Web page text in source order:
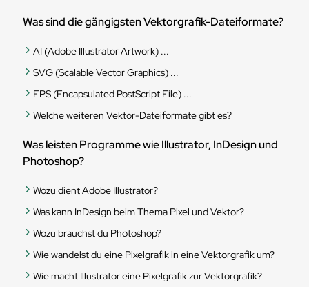
Was sind die gängigsten Vektorgrafik-Dateiformate?
AI (Adobe Illustrator Artwork) ...
SVG (Scalable Vector Graphics) ...
EPS (Encapsulated PostScript File) ...
Welche weiteren Vektor-Dateiformate gibt es?
Was leisten Programme wie Illustrator, InDesign und
Photoshop?
Wozu dient Adobe Illustrator?
Was kann InDesign beim Thema Pixel und Vektor?
Wozu brauchst du Photoshop?
Wie wandelst du eine Pixelgrafik in eine Vektorgrafik um?
Wie macht Illustrator eine Pixelgrafik zur Vektorgrafik?